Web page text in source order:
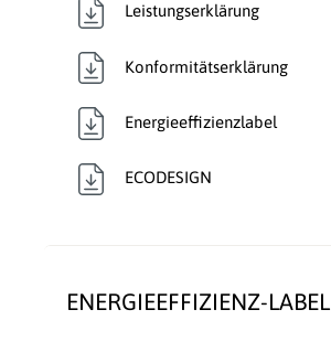
Leistungserklärung
Konformitätserklärung
Energieeffizienzlabel
ECODESIGN
ENERGIEEFFIZIENZ-LABEL